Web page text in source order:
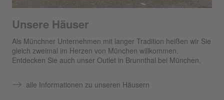
Unsere Häuser
Als Münchner Unternehmen mit langer Tradition heißen wir Sie
gleich zweimal im Herzen von München willkommen.
Entdecken Sie auch unser Outlet in Brunnthal bei München.
alle Informationen zu unseren Häusern